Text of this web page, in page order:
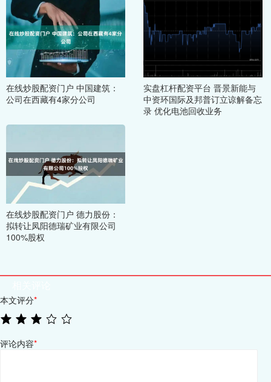
在线炒股配资门户 中国建筑：
公司在西藏有4家分公司
实盘杠杆配资平台 晋景新能与
中资环国际及邦普订立谅解备忘
录 优化电池回收业务
在线炒股配资门户 德力股份：
拟转让凤阳德瑞矿业有限公司
100%股权
本文评分*
评论内容*